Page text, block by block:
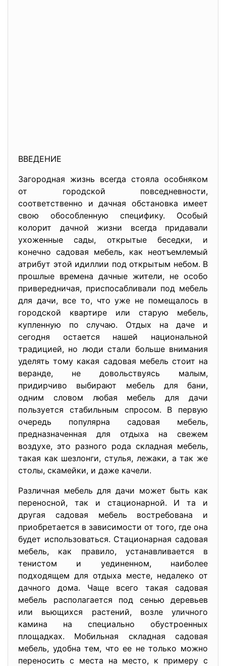
ВВЕДЕНИЕ
Загородная жизнь всегда стояла особняком
от городской повседневности,
соответственно и дачная обстановка имеет
свою обособленную специфику. Особый
колорит дачной жизни всегда придавали
ухоженные сады, открытые беседки, и
конечно садовая мебель, как неотъемлемый
атрибут этой идиллии под открытым небом. В
прошлые времена дачные жители, не особо
привередничая, приспосабливали под мебель
для дачи, все то, что уже не помещалось в
городской квартире или старую мебель,
купленную по случаю. Отдых на даче и
сегодня остается нашей национальной
традицией, но люди стали больше внимания
уделять тому какая садовая мебель стоит на
веранде, не довольствуясь малым,
придирчиво выбирают мебель для бани,
одним словом любая мебель для дачи
пользуется стабильным спросом. В первую
очередь популярна садовая мебель,
предназначенная для отдыха на свежем
воздухе, это разного рода складная мебель,
такая как шезлонги, стулья, лежаки, а так же
столы, скамейки, и даже качели.
Различная мебель для дачи может быть как
переносной, так и стационарной. И та и
другая садовая мебель востребована и
приобретается в зависимости от того, где она
будет использоваться. Стационарная садовая
мебель, как правило, устанавливается в
тенистом и уединенном, наиболее
подходящем для отдыха месте, недалеко от
дачного дома. Чаще всего такая садовая
мебель располагается под сенью деревьев
или вьющихся растений, возле уличного
камина на специально обустроенных
площадках. Мобильная складная садовая
мебель, удобна тем, что ее не только можно
переносить с места на место, к примеру с